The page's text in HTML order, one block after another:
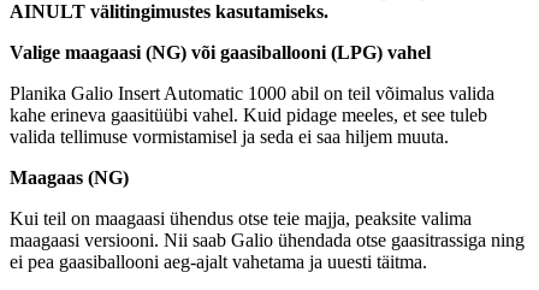
AINULT välitingimustes kasutamiseks.
Valige maagaasi (NG) või gaasiballooni (LPG) vahel
Planika Galio Insert Automatic 1000 abil on teil võimalus valida
kahe erineva gaasitüübi vahel. Kuid pidage meeles, et see tuleb
valida tellimuse vormistamisel ja seda ei saa hiljem muuta.
Maagaas (NG)
Kui teil on maagaasi ühendus otse teie majja, peaksite valima
maagaasi versiooni. Nii saab Galio ühendada otse gaasitrassiga ning
ei pea gaasiballooni aeg-ajalt vahetama ja uuesti täitma.